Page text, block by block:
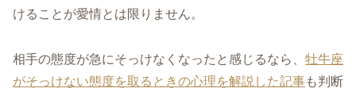
けることが愛情とは限りません。
相手の態度が急にそっけなくなったと感じるなら、 牡牛座
がそっけない態度を取るときの心理を解説した記事も判断